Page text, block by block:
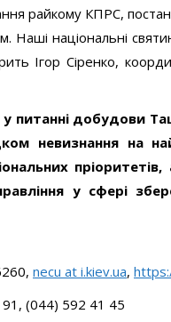
райкому КПРС,
Наші національні
Ігор Сіренко,
питанні добудови
невизнання на
у сфері
necu at i.kiev.ua,
(044) 592 41 45